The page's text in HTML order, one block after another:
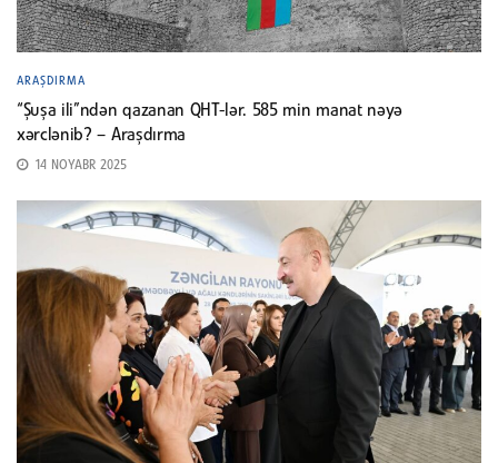
ARAŞDIRMA
“Şuşa ili”ndən qazanan QHT-lər. 585 min manat nəyə
xərclənib? – Araşdırma
14 NOYABR 2025